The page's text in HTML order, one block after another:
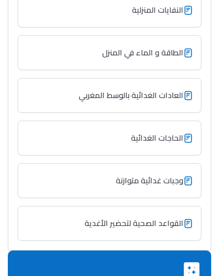
Lycée Maroc
التعليم الثانوي التأهيلي
Collège au Maroc
+ de 78 Sujets
النفايات المنزلية
الطاقة و الماء في المنزل
العادات الغدائية بالوسط المغربي
الحاجات الغدائية
وجبات غدائية متوازنة
القواعد الصحية لتحضير الأغدية